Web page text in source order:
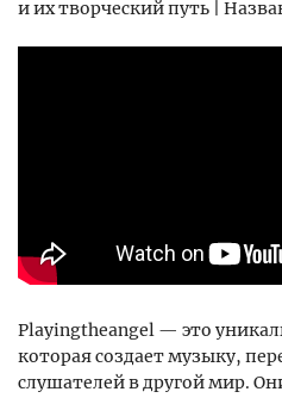
Playingtheangel — это
которая создает музыку,
слушателей в другой мир.